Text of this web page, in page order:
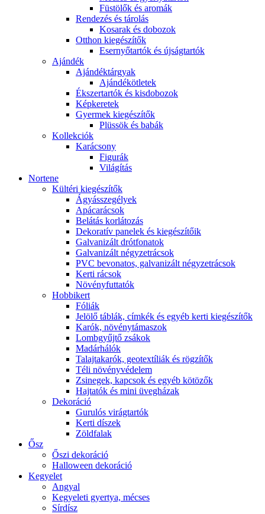
Füstölők és aromák
Rendezés és tárolás
Kosarak és dobozok
Otthon kiegészítők
Esernyőtartók és újságtartók
Ajándék
Ajándéktárgyak
Ajándékötletek
Ékszertartók és kisdobozok
Képkeretek
Gyermek kiegészítők
Plüssök és babák
Kollekciók
Karácsony
Figurák
Világítás
Nortene
Kültéri kiegészítők
Ágyásszegélyek
Apácarácsok
Belátás korlátozás
Dekoratív panelek és kiegészítőik
Galvanizált drótfonatok
Galvanizált négyzetrácsok
PVC bevonatos, galvanizált négyzetrácsok
Kerti rácsok
Növényfuttatók
Hobbikert
Fóliák
Jelölő táblák, címkék és egyéb kerti kiegészítők
Karók, növénytámaszok
Lombgyűjtő zsákok
Madárhálók
Talajtakarók, geotextíliák és rögzítők
Téli növényvédelem
Zsinegek, kapcsok és egyéb kötözők
Hajtatók és mini üvegházak
Dekoráció
Gurulós virágtartók
Kerti díszek
Zöldfalak
Ősz
Őszi dekoráció
Halloween dekoráció
Kegyelet
Angyal
Kegyeleti gyertya, mécses
Sírdísz